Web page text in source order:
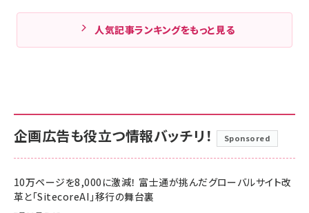
人気記事ランキングをもっと見る
企画広告も役立つ情報バッチリ！ Sponsored
10万ページを8,000に激減！ 富士通が挑んだグローバルサイト改
革と「SitecoreAI」移行の舞台裏